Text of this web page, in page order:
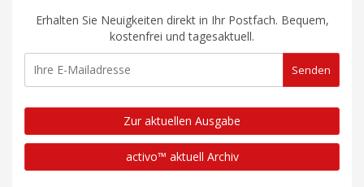
Erhalten Sie Neuigkeiten direkt in Ihr Postfach. Bequem,
kostenfrei und tagesaktuell.
Zur aktuellen Ausgabe
activo™ aktuell Archiv